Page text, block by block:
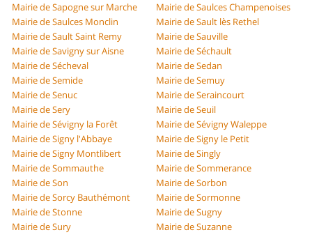
Mairie de Sapogne sur Marche
Mairie de Saulces Champenoises
Mairie de Saulces Monclin
Mairie de Sault lès Rethel
Mairie de Sault Saint Remy
Mairie de Sauville
Mairie de Savigny sur Aisne
Mairie de Séchault
Mairie de Sécheval
Mairie de Sedan
Mairie de Semide
Mairie de Semuy
Mairie de Senuc
Mairie de Seraincourt
Mairie de Sery
Mairie de Seuil
Mairie de Sévigny la Forêt
Mairie de Sévigny Waleppe
Mairie de Signy l'Abbaye
Mairie de Signy le Petit
Mairie de Signy Montlibert
Mairie de Singly
Mairie de Sommauthe
Mairie de Sommerance
Mairie de Son
Mairie de Sorbon
Mairie de Sorcy Bauthémont
Mairie de Sormonne
Mairie de Stonne
Mairie de Sugny
Mairie de Sury
Mairie de Suzanne